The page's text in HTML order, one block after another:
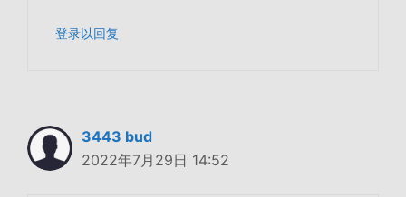
登录以回复
3443 bud
2022年7月29日 14:52